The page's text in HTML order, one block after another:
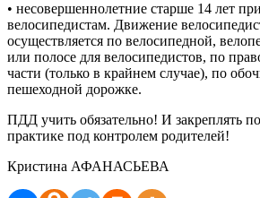
• несовершеннолетние старше 14 лет
велосипедистам. Движение
осуществляется по велосипедной,
или полосе для велосипедистов, по
части (только в крайнем случае), по
пешеходной дорожке.
ПДД учить обязательно! И закреплять
практике под контролем родителей!
Кристина АФАНАСЬЕВА